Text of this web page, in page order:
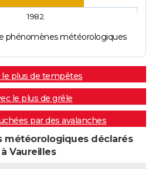
phénomènes météorologiques
1982
le plus de tempêtes
le plus de grêle
par des avalanches
météorologiques déclarés
Vaureilles